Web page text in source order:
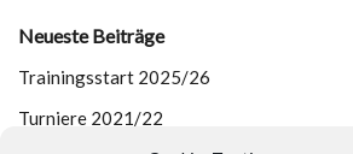
Neueste Beiträge
Trainingsstart 2025/26
Turniere 2021/22